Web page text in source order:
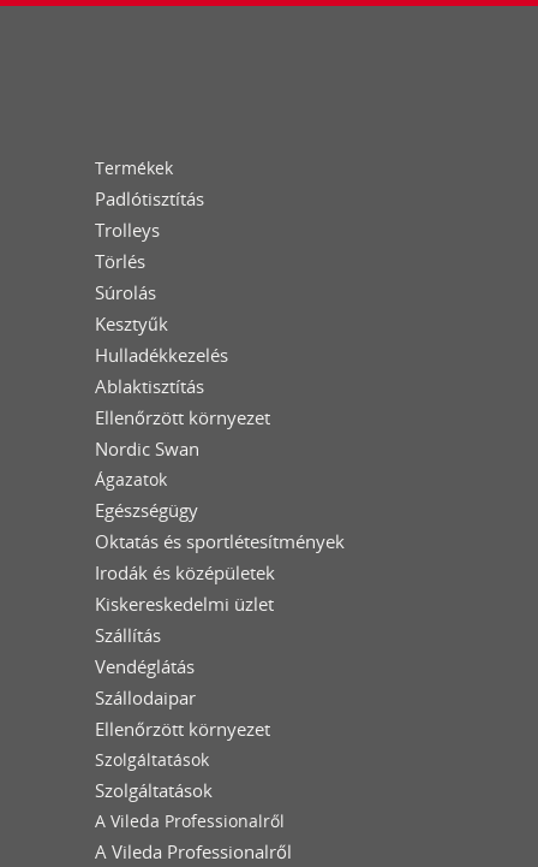
Termékek
Padlótisztítás
Trolleys
Törlés
Súrolás
Kesztyűk
Hulladékkezelés
Ablaktisztítás
Ellenőrzött környezet
Nordic Swan
Ágazatok
Egészségügy
Oktatás és sportlétesítmények
Irodák és középületek
Kiskereskedelmi üzlet
Szállítás
Vendéglátás
Szállodaipar
Ellenőrzött környezet
Szolgáltatások
Szolgáltatások
A Vileda Professionalről
A Vileda Professionalről